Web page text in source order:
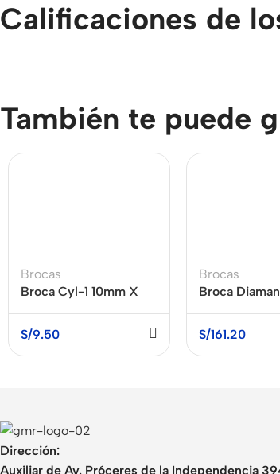
Calificaciones de
También te puede
Brocas
Broca Cyl-1 10mm X
S/9.50
Brocas
Broca
MAKITA B-
S/161.20
Dirección:
Auxiliar de Av. Próceres de la Independencia